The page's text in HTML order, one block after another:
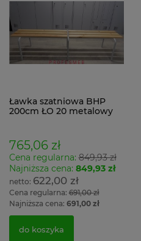
Ławka szatniowa BHP
200cm ŁO 20 metalowy
765,06 zł
Cena regularna:849,93 zł
Najniższa cena: 849,93 zł
622,00 zł
Cena regularna:691,00 zł
Najniższa cena: 691,00 zł
do koszyka